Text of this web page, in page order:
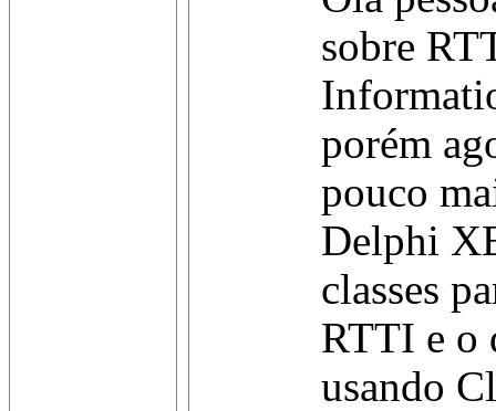
sobre
porém
pouco
Delphi
classes
RTTI e o
usando